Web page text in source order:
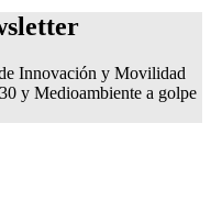
Innovación y Movilidad
y Medioambiente a golpe